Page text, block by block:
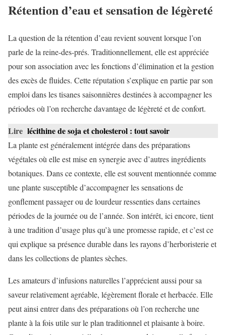
Rétention d’eau et sensation de légèreté
La question de la rétention d’eau revient souvent lorsque l’on
parle de la reine-des-prés. Traditionnellement, elle est appréciée
pour son association avec les fonctions d’élimination et la gestion
des excès de fluides. Cette réputation s’explique en partie par son
emploi dans les tisanes saisonnières destinées à accompagner les
périodes où l’on recherche davantage de légèreté et de confort.
Lire lécithine de soja et cholesterol : tout savoir
La plante est généralement intégrée dans des préparations
végétales où elle est mise en synergie avec d’autres ingrédients
botaniques. Dans ce contexte, elle est souvent mentionnée comme
une plante susceptible d’accompagner les sensations de
gonflement passager ou de lourdeur ressenties dans certaines
périodes de la journée ou de l’année. Son intérêt, ici encore, tient
à une tradition d’usage plus qu’à une promesse rapide, et c’est ce
qui explique sa présence durable dans les rayons d’herboristerie et
dans les collections de plantes sèches.
Les amateurs d’infusions naturelles l’apprécient aussi pour sa
saveur relativement agréable, légèrement florale et herbacée. Elle
peut ainsi entrer dans des préparations où l’on recherche une
plante à la fois utile sur le plan traditionnel et plaisante à boire.